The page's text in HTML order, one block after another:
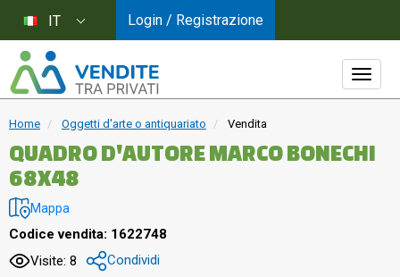
Home Oggetti d'arte o antiquariato Vendita
QUADRO D'AUTORE MARCO BONECHI
68X48
Mappa
Codice vendita: 1622748
Visite: 8
Condividi
IT Login / Registrazione